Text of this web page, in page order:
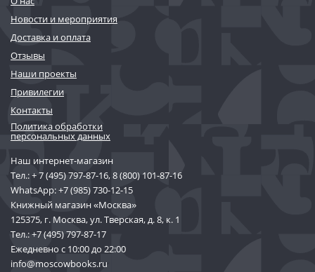
Новости и мероприятия
Доставка и оплата
Отзывы
Наши проекты
Привилегии
Контакты
Политика обработки
персональных данных
Наш интернет-магазин
Тел.:+ 7 (495) 797-87-16,8 (800) 101-87-16
WhatsApp:+7 (985) 730-12-15
Книжный магазин «Москва»
125375, г. Москва, ул. Тверская, д. 8, к. 1
Тел.:+7 (495) 797-87-17
Ежедневно с 10:00 до 22:00
info@moscowbooks.ru